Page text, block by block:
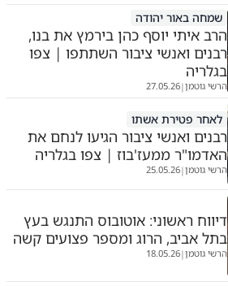
שמחה באור יהודה
הרב איתי יוסף כהן בירמץ את בנו,
רבנים ואנשי ציבור השתתפו | צפו
בגלריה
הרשי גוטמן|
27.05.26
לאחר פטירת אשתו
רבנים ואנשי ציבור הגיעו לנחם את
האדמו"ר ממעז'בוז | צפו בגלריה
הרשי גוטמן|
25.05.26
דיווח ראשוני: אוטובוס התנגש בעץ
בתל אביב, הרוג ומספר פצועים קשה
הרשי גוטמן|
18.05.26